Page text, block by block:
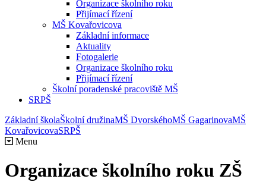
Organizace školního roku
Přijímací řízení
MŠ Kovařovicova
Základní informace
Aktuality
Fotogalerie
Organizace školního roku
Přijímací řízení
Školní poradenské pracoviště MŠ
SRPŠ
Základní školaŠkolní družinaMŠ DvorskéhoMŠ GagarinovaMŠ
KovařovicovaSRPŠ
Menu
Organizace školního roku ZŠ